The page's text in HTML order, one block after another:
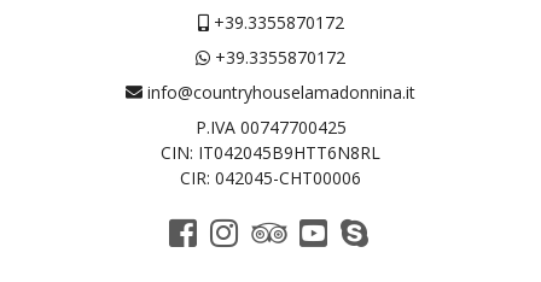
+39.3355870172
+39.3355870172
info@countryhouselamadonnina.it
P.IVA 00747700425
CIN: IT042045B9HTT6N8RL
CIR: 042045-CHT00006